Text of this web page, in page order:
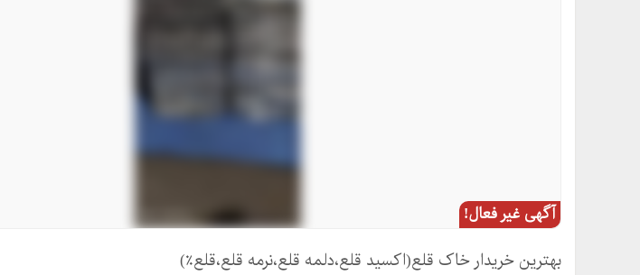
آگهی غیر فعال!
بهترین خریدار خاک قلع(اکسید قلع،دلمه قلع،نرمه قلع،قلع٪)